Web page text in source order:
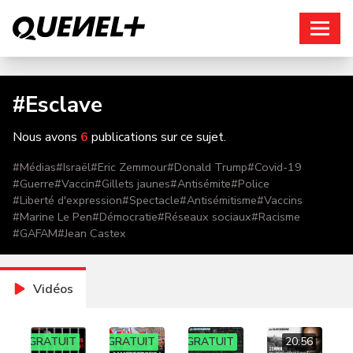
#Esclave
Nous avons 6 publications sur ce sujet.
#Médias#Israël#Eric Zemmour#Donald Trump#Covid-19
#Guerre#Vaccin#Gillets jaunes#Antisémite#Police
#Liberté d'expression#Spectacle#Antisémitisme#Vaccins
#Marine Le Pen#Démocratie#Réseaux sociaux#Racisme
#GAFAM#Jean Castex
Vidéos
GRATUIT GRATUIT GRATUIT 20:56